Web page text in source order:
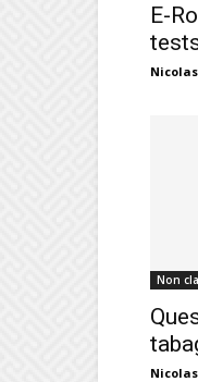
E-
Nicolas
Non
Nicolas